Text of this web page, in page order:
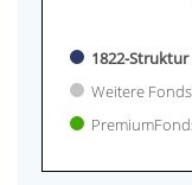
1822-Struktur
Weitere